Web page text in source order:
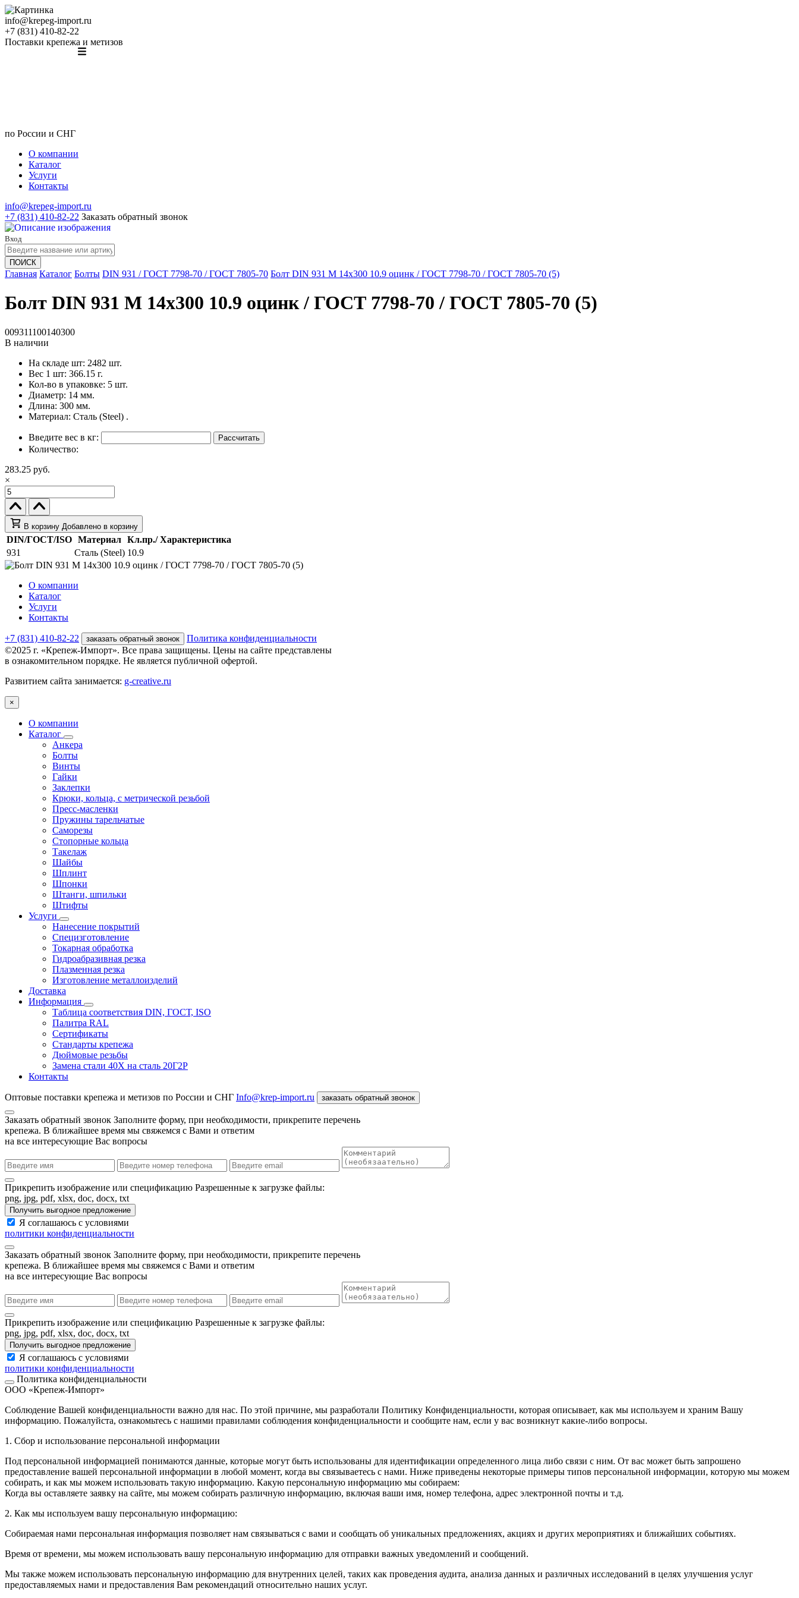
info@krepeg-import.ru
+7 (831) 410-82-22
Поставки крепежа и метизов
по России и СНГ
О компании
Каталог
Услуги
Контакты
info@krepeg-import.ru
+7 (831) 410-82-22 Заказать обратный звонок
Вход
ПОИСК
Главная Каталог Болты DIN 931 / ГОСТ 7798-70 / ГОСТ 7805-70 Болт DIN 931 M 14x300 10.9 оцинк / ГОСТ 7798-70 / ГОСТ 7805-70 (5)
Болт DIN 931 M 14x300 10.9 оцинк / ГОСТ 7798-70 / ГОСТ 7805-70 (5)
009311100140300
В наличии
На складе шт: 2482 шт.
Вес 1 шт: 366.15 г.
Кол-во в упаковке: 5 шт.
Диаметр: 14 мм.
Длина: 300 мм.
Материал: Сталь (Steel) .
Введите вес в кг: Рассчитать
Количество:
283.25 руб.
×
В корзину Добавлено в корзину
DIN/ГОСТ/ISO Материал Кл.пр./ Характеристика
931
Сталь (Steel) 10.9
О компании
Каталог
Услуги
Контакты
+7 (831) 410-82-22 заказать обратный звонок
Политика конфиденциальности
©2025 г. «Крепеж-Импорт». Все права защищены. Цены на сайте представлены
в ознакомительном порядке. Не является публичной офертой.
Развитием сайта занимается: g-creative.ru
×
О компании
Каталог
Анкера
Болты
Винты
Гайки
Заклепки
Крюки, кольца, с метрической резьбой
Пресс-масленки
Пружины тарельчатые
Саморезы
Стопорные кольца
Такелаж
Шайбы
Шплинт
Шпонки
Штанги, шпильки
Штифты
Услуги
Нанесение покрытий
Специзготовление
Токарная обработка
Гидроабразивная резка
Плазменная резка
Изготовление металлоизделий
Доставка
Информация
Таблица соответствия DIN, ГОСТ, ISO
Палитра RAL
Сертификаты
Стандарты крепежа
Дюймовые резьбы
Замена стали 40Х на сталь 20Г2Р
Контакты
Оптовые поставки крепежа и метизов по России и СНГ Info@krep-import.ru заказать обратный звонок
Заказать обратный звонок Заполните форму, при необходимости, прикрепите перечень
крепежа. В ближайшее время мы свяжемся с Вами и ответим
на все интересующие Вас вопросы
Прикрепить изображение или спецификацию Разрешенные к загрузке файлы:
png, jpg, pdf, xlsx, doc, docx, txt
Получить выгодное предложение
Я соглашаюсь с условиями
политики конфиденциальности
Заказать обратный звонок Заполните форму, при необходимости, прикрепите перечень
крепежа. В ближайшее время мы свяжемся с Вами и ответим
на все интересующие Вас вопросы
Прикрепить изображение или спецификацию Разрешенные к загрузке файлы:
png, jpg, pdf, xlsx, doc, docx, txt
Получить выгодное предложение
Я соглашаюсь с условиями
политики конфиденциальности
Политика конфиденциальности
ООО «Крепеж-Импорт»
Соблюдение Вашей конфиденциальности важно для нас. По этой причине, мы разработали Политику Конфиденциальности, которая описывает, как мы используем и храним Вашу
информацию. Пожалуйста, ознакомьтесь с нашими правилами соблюдения конфиденциальности и сообщите нам, если у вас возникнут какие-либо вопросы.
1. Сбор и использование персональной информации
Под персональной информацией понимаются данные, которые могут быть использованы для идентификации определенного лица либо связи с ним. От вас может быть запрошено
предоставление вашей персональной информации в любой момент, когда вы связываетесь с нами. Ниже приведены некоторые примеры типов персональной информации, которую мы можем
собирать, и как мы можем использовать такую информацию. Какую персональную информацию мы собираем:
Когда вы оставляете заявку на сайте, мы можем собирать различную информацию, включая ваши имя, номер телефона, адрес электронной почты и т.д.
2. Как мы используем вашу персональную информацию:
Собираемая нами персональная информация позволяет нам связываться с вами и сообщать об уникальных предложениях, акциях и других мероприятиях и ближайших событиях.
Время от времени, мы можем использовать вашу персональную информацию для отправки важных уведомлений и сообщений.
Мы также можем использовать персональную информацию для внутренних целей, таких как проведения аудита, анализа данных и различных исследований в целях улучшения услуг
предоставляемых нами и предоставления Вам рекомендаций относительно наших услуг.